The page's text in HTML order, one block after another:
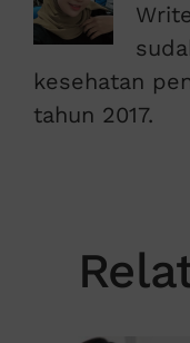
kesehatan
tahun 2017.